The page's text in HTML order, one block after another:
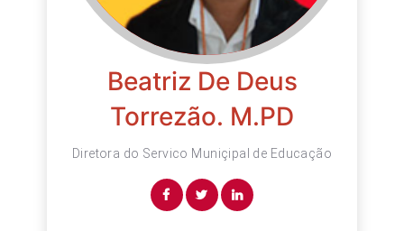
Beatriz De Deus
Torrezão. M.PD
Diretora do Servico Muniçipal de Educação